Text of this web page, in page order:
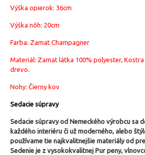
Výška opierok: 36cm
Výška nôh: 20cm
Farba: Zamat Champagner
Materiál: Zamat látka 100% polyester,
drevo.
Nohy: Čierny kov
Sedacie súpravy
Sedacie súpravy od Nemeckého výrobcu sa
každého interiéru či už moderného, alebo
používame tie najkvalitnejšie materiály od
Sedenie je z vysokokvalitnej Pur peny,